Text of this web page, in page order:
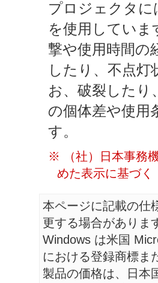
プロジェクタに
を使用していま
撃や使用時間の
したり、不点
お、破裂したり
の個体差や使用
す。
※ （社）日本事務
めた表示に基づく
本ページに記載の仕
更する場合がありま
Windows は米国
における登録商標ま
製品の価格は、日本